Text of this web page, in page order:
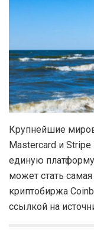
Крупнейшие
Mastercard и
единую
может стать
криптобиржа
ссылкой на